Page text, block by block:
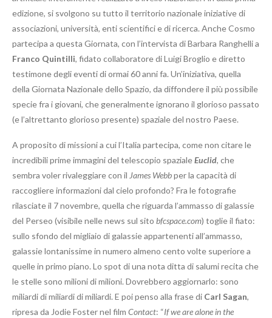
edizione, si svolgono su tutto il territorio nazionale iniziative di
associazioni, università, enti scientifici e di ricerca. Anche Cosmo
partecipa a questa Giornata, con l’intervista di Barbara Ranghelli a
Franco Quintilli, fidato collaboratore di Luigi Broglio e diretto
testimone degli eventi di ormai 60 anni fa. Un’iniziativa, quella
della Giornata Nazionale dello Spazio, da diffondere il più possibile
specie fra i giovani, che generalmente ignorano il glorioso passato
(e l’altrettanto glorioso presente) spaziale del nostro Paese.
A proposito di missioni a cui l’Italia partecipa, come non citare le
incredibili prime immagini del telescopio spazialeEuclid, che
sembra voler rivaleggiare con il James Webbper la capacità di
raccogliere informazioni dal cielo profondo? Fra le fotografie
rilasciate il 7 novembre, quella che riguarda l’ammasso di galassie
del Perseo (visibile nelle news sul sito bfcspace.com) toglie il fiato:
sullo sfondo del migliaio di galassie appartenenti all’ammasso,
galassie lontanissime in numero almeno cento volte superiore a
quelle in primo piano. Lo spot di una nota ditta di salumi recita che
le stelle sono milioni di milioni. Dovrebbero aggiornarlo: sono
miliardi di miliardi di miliardi. E poi penso alla frase di Carl Sagan,
ripresa da Jodie Foster nel film Contact: “If we are alone in the